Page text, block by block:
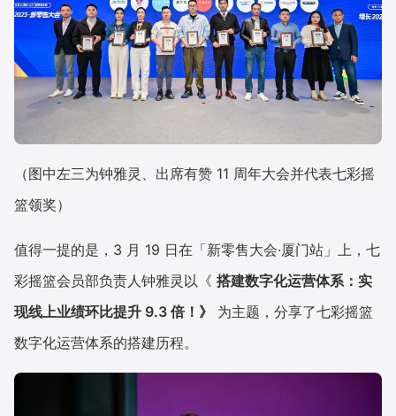
（图中左三为钟雅灵、出席有赞 11 周年大会并代表七彩摇
篮领奖）
值得一提的是，3 月 19 日在「新零售大会·厦门站」上，七
彩摇篮会员部负责人钟雅灵以《 搭建数字化运营体系：实
现线上业绩环比提升 9.3 倍！》
为主题，分享了七彩摇篮
数字化运营体系的搭建历程。